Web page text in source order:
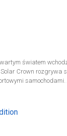
uciekinierów
światem
Crown rozgrywa
się poza ich